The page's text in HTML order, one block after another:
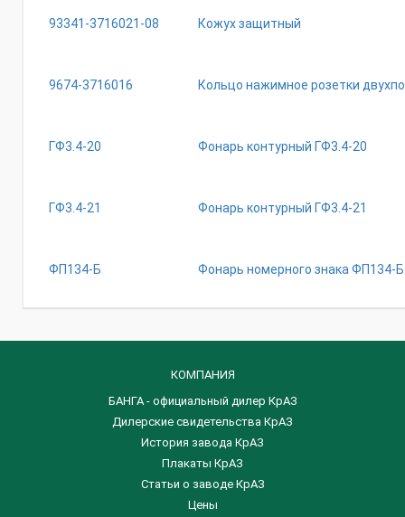
93341-3716021-08 Кожух защитный
9674-3716016 Кольцо нажимное розетки
ГФ3.4-20 Фонарь контурный ГФ3.4-20
ГФ3.4-21 Фонарь контурный ГФ3.4-21
ФП134-Б Фонарь номерного знака ФП134-Б
КОМПАНИЯ
БАНГА - официальный дилер КрАЗ
Дилерские свидетельства КрАЗ
История завода КрАЗ
Плакаты КрАЗ
Статьи о заводе КрАЗ
Цены